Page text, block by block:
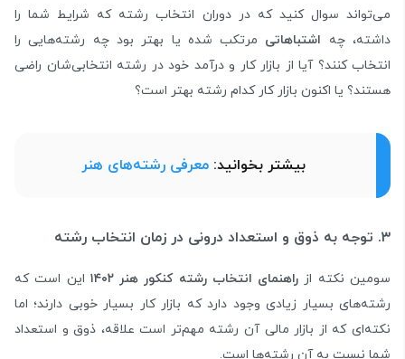
می‌تواند سوال کنید که در دوران انتخاب رشته که شرایط شما را
داشته‌، چه اشتباهاتی مرتکب شده‌ یا بهتر بود چه رشته‌هایی را
انتخاب کنند؟ آیا از بازار کار و درآمد خود در رشته انتخابی‌شان راضی
هستند؟ یا اکنون بازار کار کدام رشته بهتر است؟
بیشتر بخوانید: معرفی رشته‌های هنر
۳. توجه به ذوق و استعداد درونی در زمان انتخاب رشته
سومین نکته از راهنمای انتخاب رشته کنکور هنر ۱۴۰۲
این است که
رشته‌های بسیار زیادی وجود دارد که بازار کار بسیار خوبی دارند؛ اما
نکته‌ای که از بازار مالی آن رشته مهم‌تر است علاقه، ذوق و استعداد
شما نسبت به آن رشته‌ها است.